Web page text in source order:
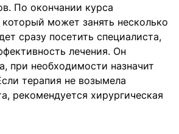
По окончании курса
может занять несколько
сразу посетить специалиста,
лечения. Он
при необходимости назначит
терапия не возымела
рекомендуется хирургическая